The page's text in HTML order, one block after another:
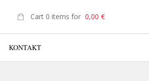
Cart 0 items for 0,00 €
KONTAKT